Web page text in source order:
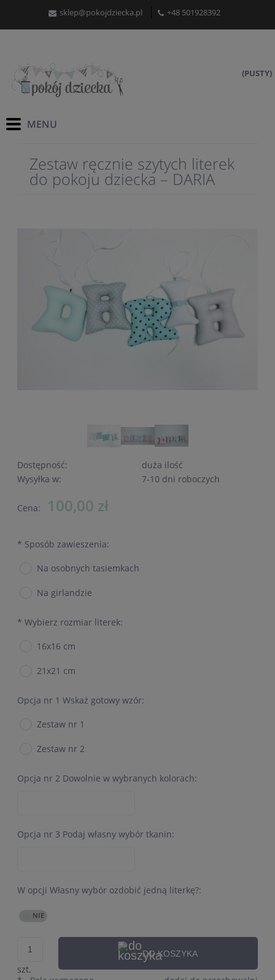
sklep@pokojdziecka.pl +48 501928392
(PUSTY)
Zestaw ręcznie szytych literek
do pokoju dziecka – DARIA
Dostępność:
duża ilość
Wysyłka w:
7-10 dni roboczych
Cena: 100,00 zł
* Sposób zawieszenia:
Na osobnych tasiemkach
Na girlandzie
* Wybierz rozmiar literek:
16x16 cm
21x21 cm
Opcja nr 1 Wskaż gotowy wzór:
Zestaw nr 1
Zestaw nr 2
Opcja nr 2 Dowolnie w wybranych kolorach:
Opcja nr 3 Podaj własny wybór tkanin:
W opcji Własny wybór ozdobić jedną literkę?:
szt.
DO KOSZYKA